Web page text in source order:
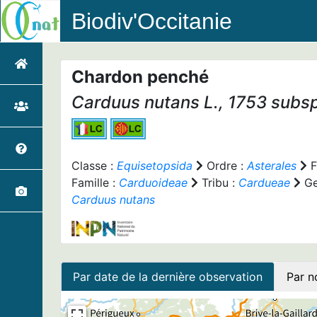
Biodiv'Occitanie
Chardon penché
Carduus nutans L., 1753
Classe : Equisetopsida Ordre :Asterales
Famille : Carduoideae Tribu : Cardueae
Carduus nutans
Par date de la dernière observation Par